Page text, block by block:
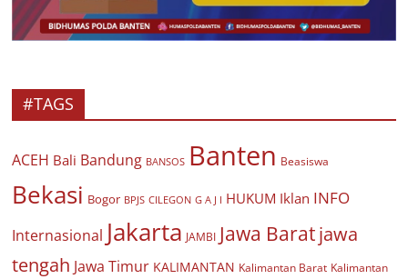
#TAGS
ACEH Bali Bandung BANSOS Banten Beasiswa
Bekasi Bogor BPJS CILEGON G A J I HUKUM Iklan INFO
Internasional Jakarta JAMBI Jawa Baratjawa
tengah Jawa Timur KALIMANTAN Kalimantan Barat Kalimantan